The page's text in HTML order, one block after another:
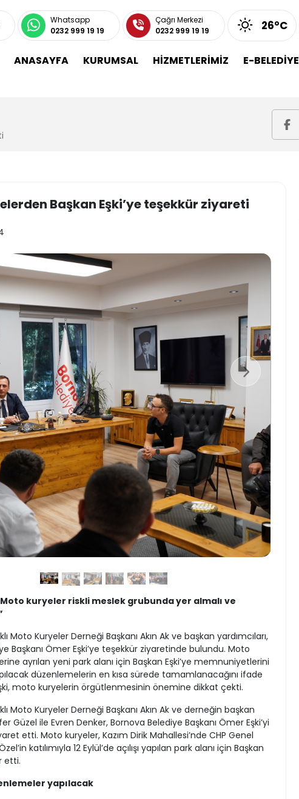
Whatsapp
0232 999 19 19
Çağrı Merkezi
0232 999 19 19
26°C
ANASAYFA KURUMSAL HİZMETLERİMİZ E-BELEDİYE
Başkan Eşki’ye teşekkür ziyareti
kuryeler riskli meslek grubunda yer almalı ve
Moto Kuryeler Derneği Başkanı Akın Ak ve başkan yardımcıları,
Başkanı Ömer Eşki’ye teşekkür ziyaretinde bulundu. Moto
ayrılan yeni park alanı için Başkan Eşki’ye memnuniyetlerini
düzenlemelerin en kısa sürede tamamlanacağını ifade
moto kuryelerin örgütlenmesinin önemine dikkat çekti.
Moto Kuryeler Derneği Başkanı Akın Ak ve derneğin başkan
Güzel ile Evren Denker, Bornova Belediye Başkanı Ömer Eşki’yi
etti. Moto kuryeler, Kazım Dirik Mahallesi’nde CHP Genel
katılımıyla 12 Eylül’de açılışı yapılan park alanı için Başkan
etti.
yapılacak